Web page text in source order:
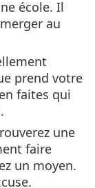
école. Il
au
prend votre
faites qui
une
faire
un moyen.